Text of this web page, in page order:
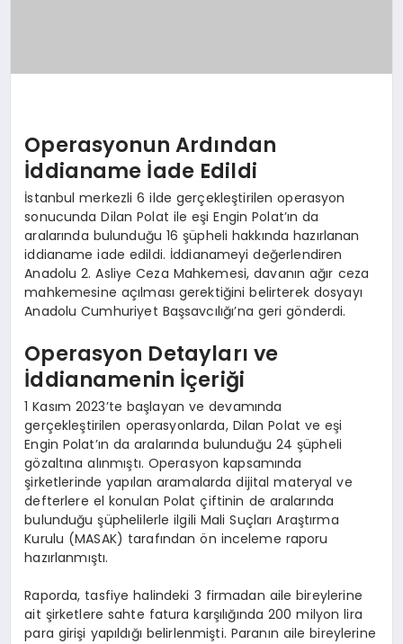
Operasyonun Ardından
İddianame İade Edildi
İstanbul merkezli 6 ilde gerçekleştirilen operasyon
sonucunda Dilan Polat ile eşi Engin Polat’ın da
aralarında bulunduğu 16 şüpheli hakkında hazırlanan
iddianame iade edildi. İddianameyi değerlendiren
Anadolu 2. Asliye Ceza Mahkemesi, davanın ağır ceza
mahkemesine açılması gerektiğini belirterek dosyayı
Anadolu Cumhuriyet Başsavcılığı’na geri gönderdi.
Operasyon Detayları ve
İddianamenin İçeriği
1 Kasım 2023’te başlayan ve devamında
gerçekleştirilen operasyonlarda, Dilan Polat ve eşi
Engin Polat’ın da aralarında bulunduğu 24 şüpheli
gözaltına alınmıştı. Operasyon kapsamında
şirketlerinde yapılan aramalarda dijital materyal ve
defterlere el konulan Polat çiftinin de aralarında
bulunduğu şüphelilerle ilgili Mali Suçları Araştırma
Kurulu (MASAK) tarafından ön inceleme raporu
hazırlanmıştı.
Raporda, tasfiye halindeki 3 firmadan aile bireylerine
ait şirketlere sahte fatura karşılığında 200 milyon lira
para girişi yapıldığı belirlenmişti. Paranın aile bireylerine